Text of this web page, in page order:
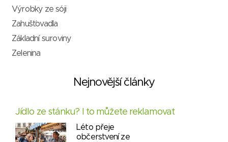
Výrobky ze sóji
Zahušťovadla
Základní suroviny
Zelenina
Nejnovější články
Jídlo ze stánku? I to můžete reklamovat
Léto přeje
občerstvení ze